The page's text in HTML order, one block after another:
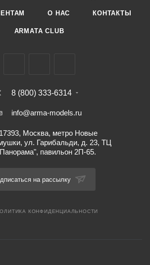
О НАС КОНТАКТЫ
ARMATA CLUB
8 (800) 333-6314
info@arma-models.ru
Москва, метро Новые
ул. Гарибальди, д. 23, ТЦ
павильон 2П-65.
на рассылку
КОНФИДЕНЦИАЛЬНОСТИ